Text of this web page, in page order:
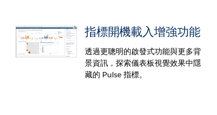
Slack 中的 Pulse 摘要比以往更加強大。現在，您將會
收到自然語言見解及視覺化說明，讓您可更輕鬆地在
工作流程中評估指標變化。您能快速找出指標中的趨
勢，並查看指標是否在預期範圍內，以便及時做出適
產品使用體驗。有了個人化見解排名功能，您可透過
選擇「拇指豎起」和「拇指向下」提供意見反應。這
會影響您優先看到哪些見解。您能收到根據您的興趣
和偏好量身打造的見解，並因此在「摘要」、「指標
詳細資訊」頁面與首頁等不同工作流程中，享有更出
Pulse 問與答增強功能
指標開機載入增強功能
透過更聰明的啟發式功能與更多背
景資訊，探索儀表板視覺效果中隱
藏的 Pulse 指標。